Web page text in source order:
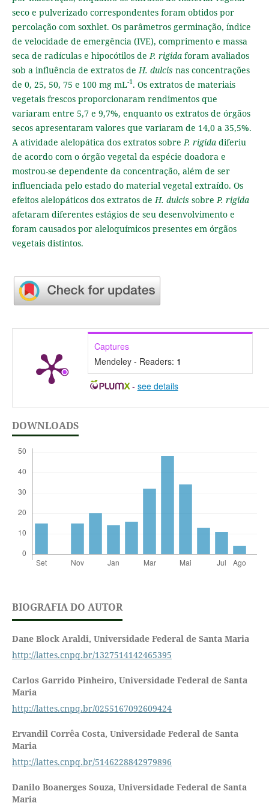
seco e pulverizado correspondentes foram obtidos por
percolação com soxhlet. Os parâmetros germinação, índice
de velocidade de emergência (IVE), comprimento e massa
seca de radículas e hipocótilos de P. rigida foram avaliados
sob a influência de extratos de H. dulcis nas concentrações
de 0, 25, 50, 75 e 100 mg mL-1. Os extratos de materiais
vegetais frescos proporcionaram rendimentos que
variaram entre 5,7 e 9,7%, enquanto os extratos de órgãos
secos apresentaram valores que variaram de 14,0 a 35,5%.
A atividade alelopática dos extratos sobre P. rigida diferiu
de acordo com o órgão vegetal da espécie doadora e
mostrou-se dependente da concentração, além de ser
influenciada pelo estado do material vegetal extraído. Os
efeitos alelopáticos dos extratos de H. dulcis sobre P. rigida
afetaram diferentes estágios de seu desenvolvimento e
foram causados por aleloquímicos presentes em órgãos
vegetais distintos.
Captures
Mendeley - Readers: 1
- see details
DOWNLOADS
BIOGRAFIA DO AUTOR
Dane Block Araldi, Universidade Federal de Santa Maria
http://lattes.cnpq.br/1327514142465395
Carlos Garrido Pinheiro, Universidade Federal de Santa
Maria
http://lattes.cnpq.br/0255167092609424
Ervandil Corrêa Costa, Universidade Federal de Santa
Maria
http://lattes.cnpq.br/5146228842979896
Danilo Boanerges Souza, Universidade Federal de Santa
Maria